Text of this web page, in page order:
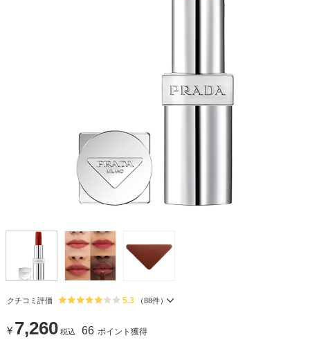
クチコミ評価 5.3 （88件）
¥ 7,260 税込 66 ポイント獲得